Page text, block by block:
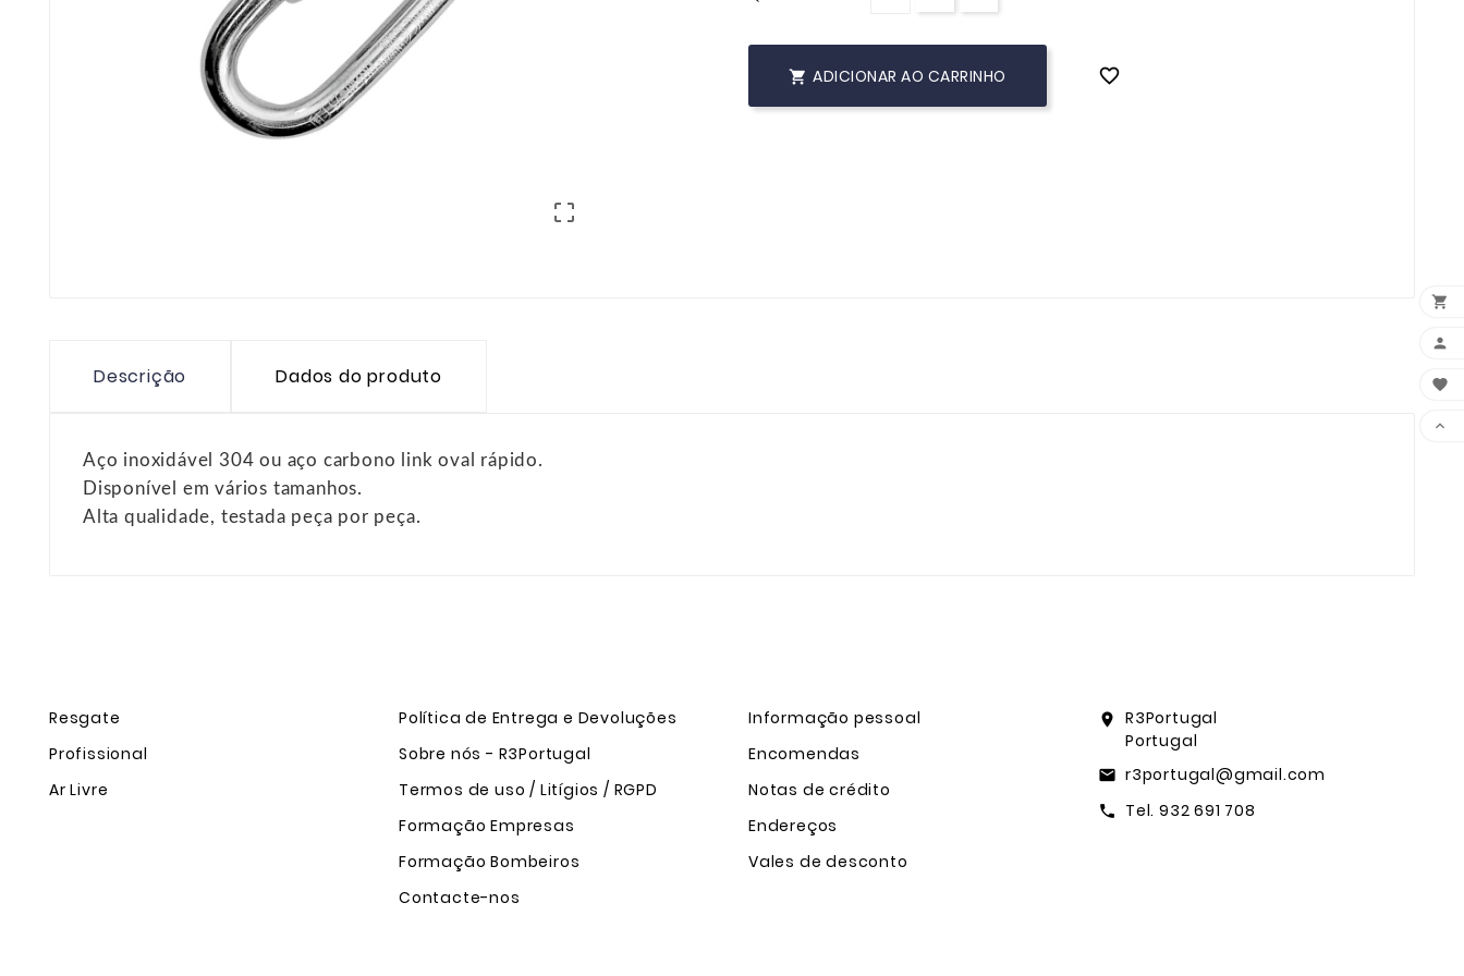

 ADICIONAR AO CARRINHO 
Descrição Dados do produto
Aço inoxidável 304 ou aço carbono link oval rápido.
Disponível em vários tamanhos.
Alta qualidade, testada peça por peça.
Resgate
Profissional
Ar Livre
Política de Entrega e Devoluções
Sobre nós - R3Portugal
Termos de uso / Litígios / RGPD
Formação Empresas
Formação Bombeiros
Contacte-nos
Informação pessoal
Encomendas
Notas de crédito
Endereços
Vales de desconto
location_on
R3Portugal
Portugal
email r3portugal@gmail.com
call Tel. 932 691 708



